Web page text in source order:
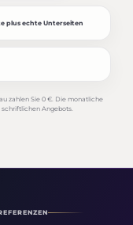
plus echte Unterseiten
zahlen Sie 0 €. Die monatliche
Angebots.